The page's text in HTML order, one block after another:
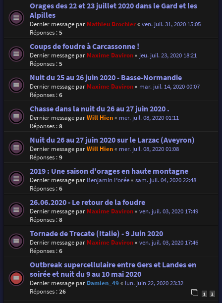
Orages des 22 et 23 juillet 2020 dans le Gard et les
Alpilles
Dernier message par Mathieu Brochier« ven. juil. 31, 2020 15:05
Réponses :5
Coups de foudre à Carcassonne !
Dernier message par Maxime Daviron« jeu. juil. 23, 2020 18:21
Réponses :5
Nuit du 25 au 26 juin 2020 - Basse-Normandie
Dernier message par Maxime Daviron« mar. juil. 14, 2020 00:07
Réponses :6
Chasse dans la nuit du 26 au 27 juin 2020 .
Dernier message parWill Hien« mer. juil. 08, 2020 01:11
Réponses :8
Nuit du 26 au 27 juin 2020 sur le Larzac (Aveyron)
Dernier message parWill Hien« mer. juil. 08, 2020 01:08
Réponses :9
2019 : Une saison d'orages en haute montagne
Dernier message par Benjamin Porée« sam. juil. 04, 2020 22:48
Réponses :6
26.06.2020 - Le retour de la foudre
Dernier message par Maxime Daviron« ven. juil. 03, 2020 17:49
Réponses :8
Tornade de Trecate (Italie) - 9 Juin 2020
Dernier message par Maxime Daviron« ven. juil. 03, 2020 17:46
Réponses :6
Outbreak supercellulaire entre Gers et Landes en
soirée et nuit du 9 au 10 mai 2020
Dernier message par Damien_49« lun. juin 22, 2020 23:32
Réponses :26 1 2